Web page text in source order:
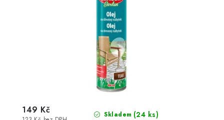
Skladem (24 ks)
149 Kč